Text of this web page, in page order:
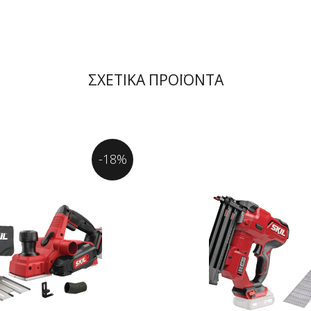
ΣΧΕΤΙΚΑ ΠΡΟΪΟΝΤΑ
-18%